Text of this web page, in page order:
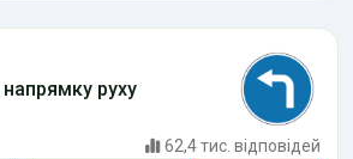
напрямку руху
62,4 тис. відповідей